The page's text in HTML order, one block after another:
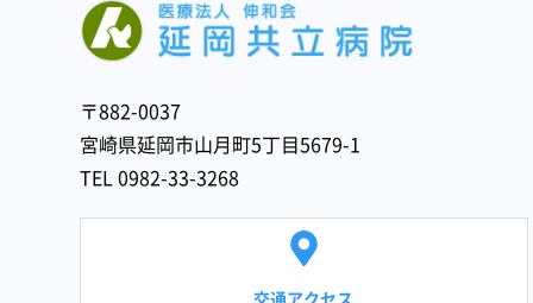
〒882-0037
宮崎県延岡市山月町5丁目5679-1
TEL 0982-33-3268